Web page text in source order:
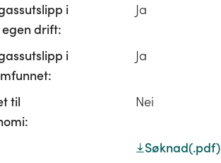
i
drift:
Ja
i
Ja
til
Nei
Søknad(.pdf)